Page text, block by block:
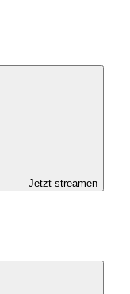
Jetzt streamen